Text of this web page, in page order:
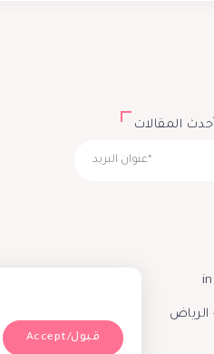
المقالات
الرياض
Accept/قبول